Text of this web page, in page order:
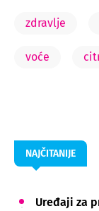
zdravlje
voće
NAJČITANIJE
Uređaji za